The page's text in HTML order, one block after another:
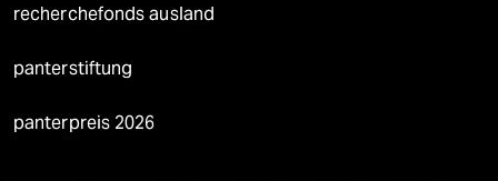
recherchefonds ausland
panterstiftung
panterpreis 2026